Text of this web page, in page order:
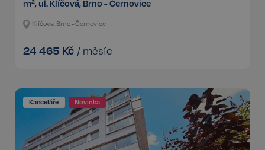
m², ul. Klíčová, Brno - Černovice
Klíčova, Brno - Černovice
24 465 Kč / měsíc
Kanceláře Novinka